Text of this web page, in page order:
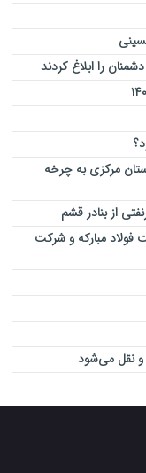
را ابلاغ کردند
استان مرکزی به چرخه
مبارکه و شرکت